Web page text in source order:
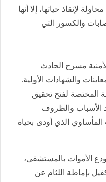
لإنقاذ حياتها، إلا أنها
والكسور التي
مسرح الحادث
والشهادات الأولية.
المختصة لفتح تحقيق
الأسباب والظروف
المأساوي الذي أودى بحياة
الأموات بالمستشفى،
بإماطة اللثام عن